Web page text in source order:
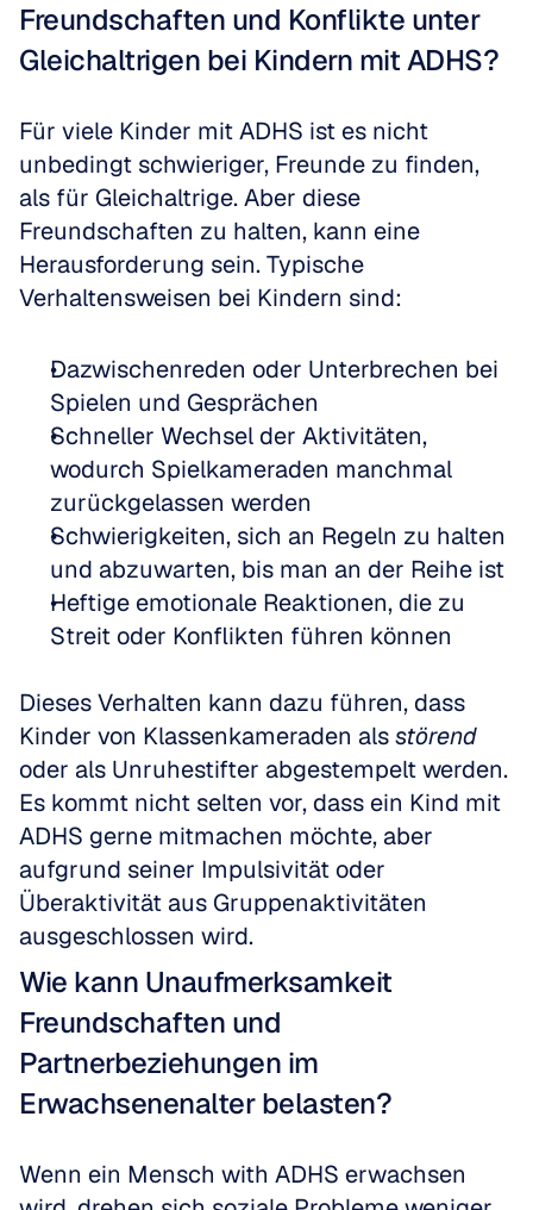
Freundschaften und Konflikte unter
Gleichaltrigen bei Kindern mit ADHS?
Für viele Kinder mit ADHS ist es nicht
unbedingt schwieriger, Freunde zu finden,
als für Gleichaltrige. Aber diese
Freundschaften zu halten, kann eine
Herausforderung sein. Typische
Verhaltensweisen bei Kindern sind:
Dazwischenreden oder Unterbrechen bei
Spielen und Gesprächen
Schneller Wechsel der Aktivitäten,
wodurch Spielkameraden manchmal
zurückgelassen werden
Schwierigkeiten, sich an Regeln zu halten
Heftige emotionale Reaktionen, die zu
Streit oder Konflikten führen können
Dieses Verhalten kann dazu führen, dass
Kinder von Klassenkameraden als störend
oder als Unruhestifter abgestempelt werden.
Es kommt nicht selten vor, dass ein Kind mit
ADHS gerne mitmachen möchte, aber
aufgrund seiner Impulsivität oder
Überaktivität aus Gruppenaktivitäten
ausgeschlossen wird.
Wie kann Unaufmerksamkeit
Freundschaften und
Partnerbeziehungen im
Erwachsenenalter belasten?
Wenn ein Mensch with ADHS erwachsen